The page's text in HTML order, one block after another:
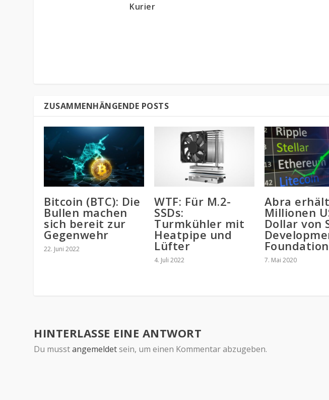
Kurier
ZUSAMMENHÄNGENDE POSTS
Bitcoin (BTC): Die
Bullen machen
sich bereit zur
Gegenwehr
22. Juni 2022
WTF: Für M.2-
SSDs:
Turmkühler mit
Heatpipe und
Lüfter
4. Juli 2022
Abra
Millionen
Dollar von
Foundation
7. Mai 2020
HINTERLASSE EINE ANTWORT
Du musstangemeldetsein, um einen Kommentar abzugeben.